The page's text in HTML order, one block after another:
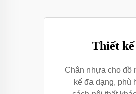
Thiết
Chân nhựa cho đồ
kế đa dạng, phù